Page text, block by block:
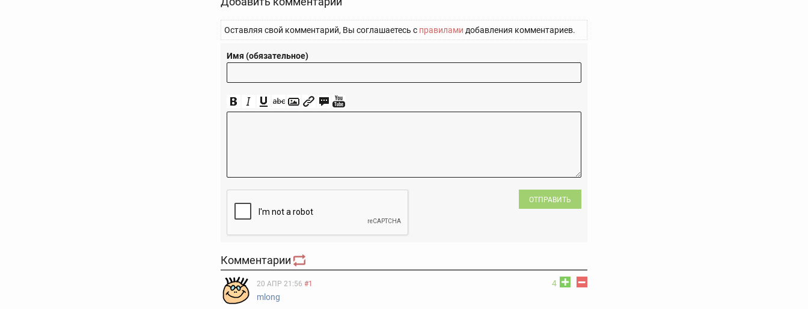
Оставляя свой комментарий, Вы соглашаетесь с правилами добавления комментариев.
Имя (обязательное)
ОТПРАВИТЬ
Комментарии
4
20 АПР 21:56 #1
mlong